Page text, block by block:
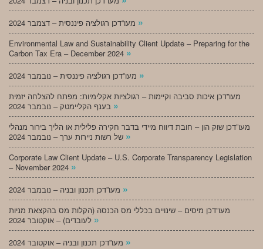
»
Environmental Law and Sustainability Client Update – Preparing for the
Carbon Tax Era – December 2024 »
»
מעו”דכן איכות סביבה וקיימות – רגולציות אקלימיות: מפתח להצלחה יזמית
»
מעו”דכן שוק הון – חובת דיווח מיידי בדבר חקירה פלילית או הליך בירור מנהלי
»
Corporate Law Client Update – U.S. Corporate Transparency Legislation
– November 2024 »
»
מעו”דכן מיסים – שינויים בכללי מס הכנסה (הקלות מס בהקצאת מניות
»
»